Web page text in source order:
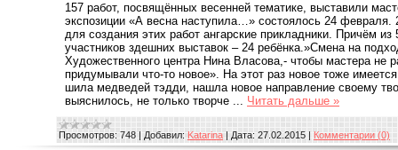
157 работ, посвящённых весенней тематике, выставили
экспозиции «А весна наступила…» состоялось 24 февраля.
для создания этих работ ангарские прикладники. Причём
участников здешних выставок – 24 ребёнка.»Смена на
Художественного центра Нина Власова,- чтобы мастера не
придумывали что-то новое». На этот раз новое тоже
шила медведей тэдди, нашла новое направление своему
выяснилось, не только творче ... Читать дальше »
Просмотров: 748 | Добавил: Katarina | Дата: 27.02.2015 | Комментарии (0)